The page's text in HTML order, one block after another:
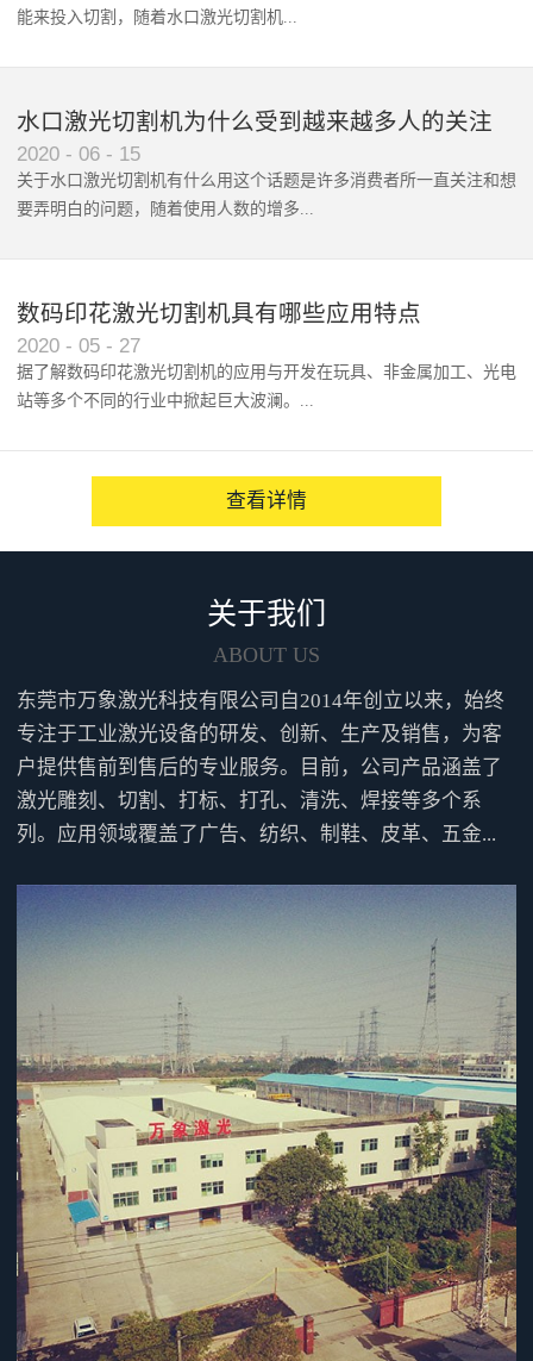
能来投入切割，随着水口激光切割机‍...
水口激光切割机为什么受到越来越多人的关注
2020 - 06 - 15
关于水口激光切割机有什么用这个话题是许多消费者所一直关注和想
要弄明白的问题，随着使用人数的增多...
数码印花激光切割机具有哪些应用特点
2020 - 05 - 27
据了解数码印花激光切割机的应用与开发在玩具、非金属加工、光电
站等多个不同的行业中掀起巨大波澜。...
越来越多的人咨询并点赞性价...
查看详情
关于我们
ABOUT US
东莞市万象激光科技有限公司自2014年创立以来，始终
专注于工业激光设备的研发、创新、生产及销售，为客
户提供售前到售后的专业服务。目前，公司产品涵盖了
激光雕刻、切割、打标、打孔、清洗、焊接等多个系
列。应用领域覆盖了广告、纺织、制鞋、皮革、五金...